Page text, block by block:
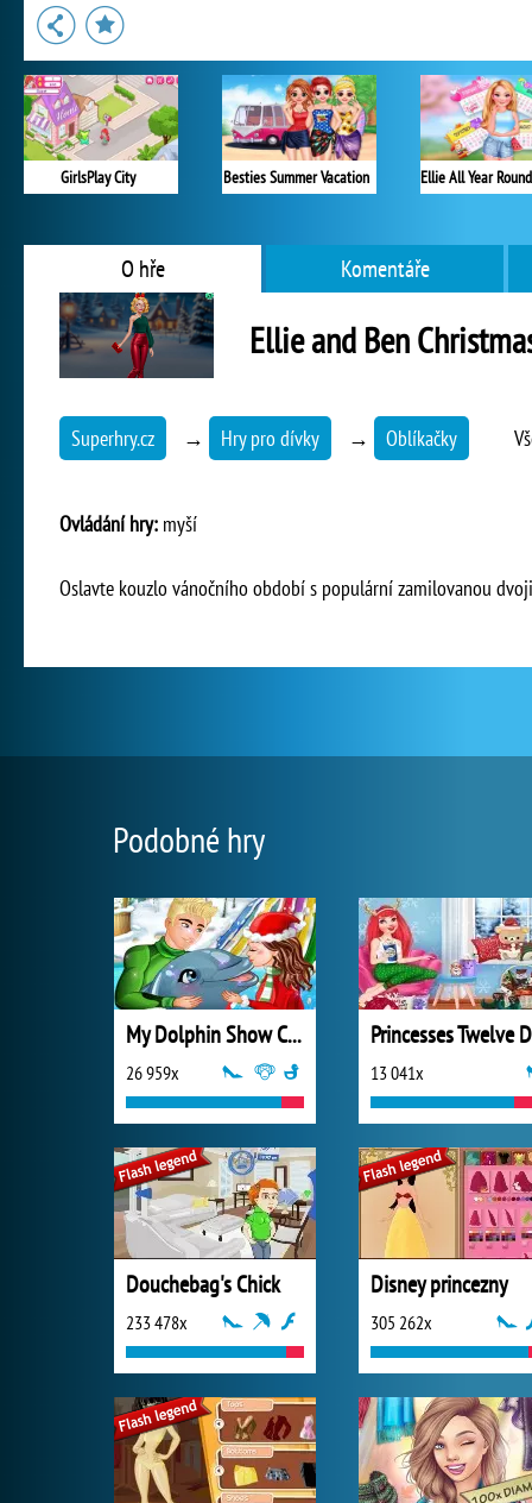
GirlsPlay City Besties Summer Vacation
O hře Komentáře
Ellie and Ben
Superhry.cz → Hry pro dívky → Oblíkačky
Ovládání hry: myší
Oslavte kouzlo vánočního období s populární zamilovanou
Podobné hry
My Dolphin Show Christmas
26 959x 13 041x
Douchebag's Chick
233 478x
Disney princezny
305 262x